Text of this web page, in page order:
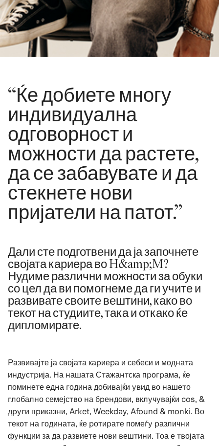
“Ќе добиете многу
индивидуална
одговорност и
можности да растете,
да се забавувате и да
стекнете нови
пријатели на патот.”
Дали сте подготвени да ја започнете
својата кариера во H&amp;M?
Нудиме различни можности за обуки
со цел да ви помогнеме да ги учите и
развивате своите вештини, како во
текот на студиите, така и откако ќе
дипломирате.
Развивајте ја својата кариера и себеси и модната
индустрија. На нашата Стажантска програма, ќе
поминете една година добивајќи увид во нашето
глобално семејство на брендови, вклучувајќи cos, &
други приказни, Arket, Weekday, Afound & monki. Во
текот на годината, ќе ротирате помеѓу различни
функции за да развиете нови вештини. Тоа е твојата